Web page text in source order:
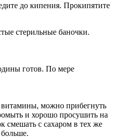
до кипения. Прокипятите
стерильные баночки.
готов. По мере
можно прибегнуть
и хорошо просушить на
смешать с сахаром в тех же